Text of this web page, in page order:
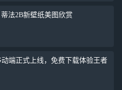
法2B新壁纸美图欣赏
动端正式上线，免费下载体验王者